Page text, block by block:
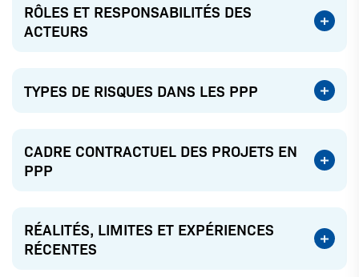
RÔLES ET RESPONSABILITÉS DES
ACTEURS
TYPES DE RISQUES DANS LES PPP
CADRE CONTRACTUEL DES PROJETS EN
PPP
RÉALITÉS, LIMITES ET EXPÉRIENCES
RÉCENTES